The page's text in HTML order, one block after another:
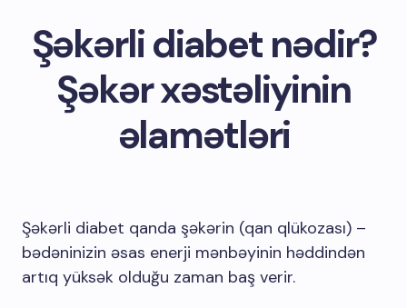
Şəkərli diabet nədir?
Şəkər xəstəliyinin
əlamətləri
Şəkərli diabet qanda şəkərin (qan qlükozası) –
bədəninizin əsas enerji mənbəyinin həddindən
artıq yüksək olduğu zaman baş verir.